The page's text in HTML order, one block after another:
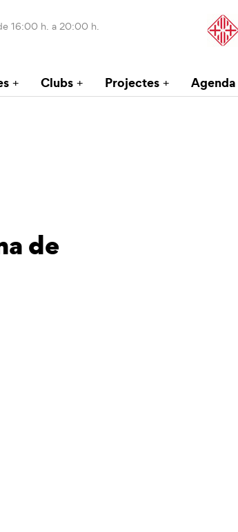
16:00 h. a 20:00 h.
Clubs Projectes Agenda
de